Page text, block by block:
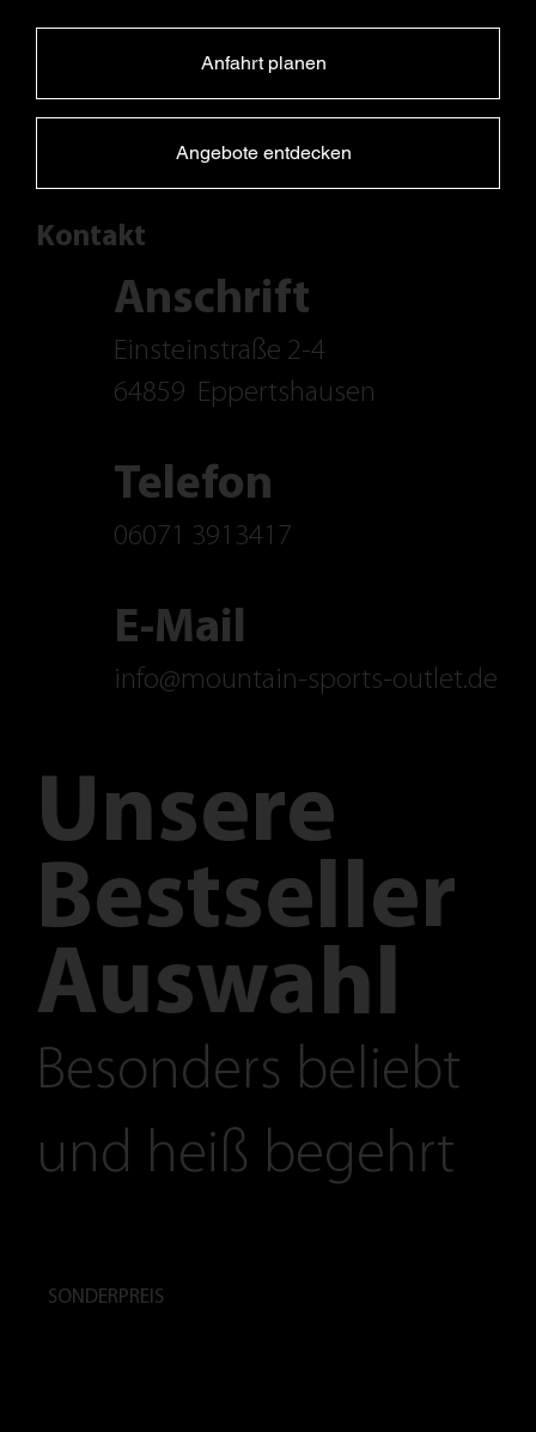
SONDERPREIS
Bestseller
Auswahl
Unsere
Besonders beliebt
und heiß begehrt
Angebote entdecken
Anfahrt planen
Kontakt
06071 3913417
Telefon
info@mountain-sports-outlet.de
E-Mail
Eppertshausen
64859
Einsteinstraße 2-4
Anschrift